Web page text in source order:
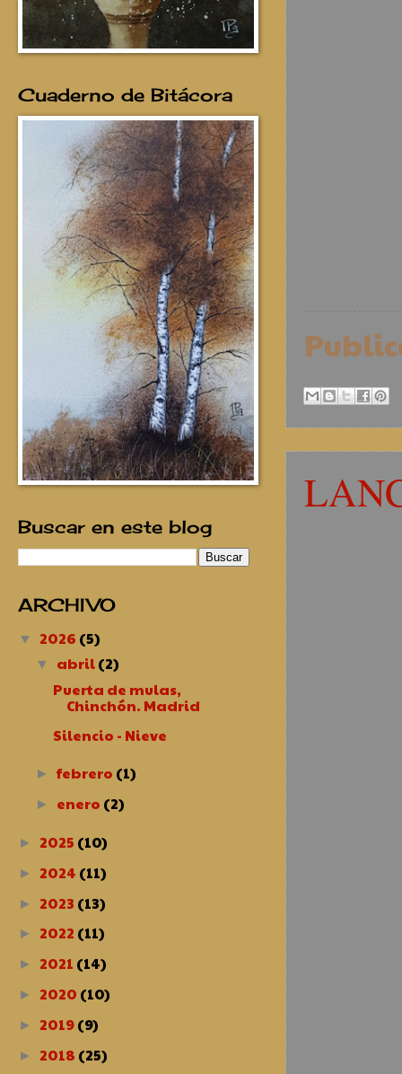
Cuaderno de Bitácora
Buscar en este blog
ARCHIVO
▼ 2026 (5)
▼ abril(2)
Puerta de mulas,
Chinchón. Madrid
Silencio - Nieve
► febrero (1)
► enero (2)
► 2025 (10)
► 2024 (11)
► 2023 (13)
► 2022 (11)
► 2021 (14)
► 2020 (10)
► 2019(9)
► 2018 (25)